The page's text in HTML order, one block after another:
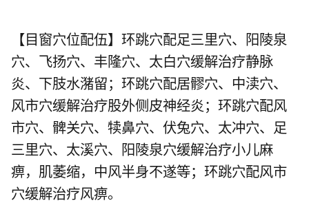
【目窗穴位配伍】环跳穴配足三里穴、
阳陵泉
穴、 飞扬穴、 丰隆穴、 太白穴缓解治疗静脉
炎、下肢水潴留；环跳穴配居髎穴、 中渎穴、
风市穴缓解治疗股外侧皮神经炎；环跳穴配风
市穴、 髀关穴、 犊鼻穴、 伏兔穴、 太冲穴、 足
三里穴、 太溪穴、 阳陵泉穴缓解治疗小儿麻
痹，肌萎缩，中风半身不遂等；环跳穴配风市
穴缓解治疗风痹。